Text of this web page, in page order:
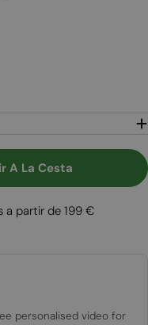
Original -
Para Marino
A La Cesta
a partir de 199 €
personalised video for